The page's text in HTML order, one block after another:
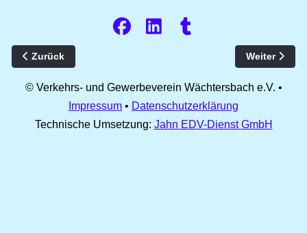
Vorheriger Beitrag: Kartbahn / MSC Wittgenborn
Zurück Nächster
Weiter
© Verkehrs- und Gewerbeverein Wächtersbach e.V. •
Impressum • Datenschutzerklärung
Technische Umsetzung: Jahn EDV-Dienst GmbH